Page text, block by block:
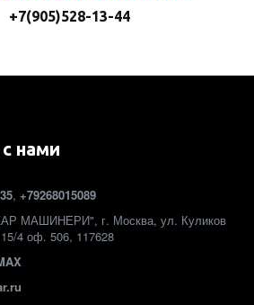
+7(905)528-13-44
нами
, +79268015089
МАШИНЕРИ", г. Москва, ул. Куликов
4 оф. 506, 117628